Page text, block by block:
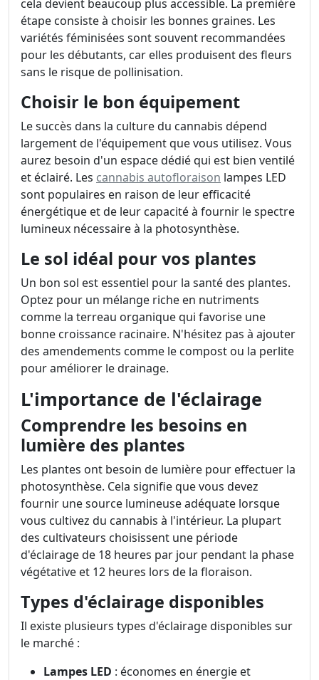
cela devient beaucoup plus accessible. La première
étape consiste à choisir les bonnes graines. Les
variétés féminisées sont souvent recommandées
pour les débutants, car elles produisent des fleurs
sans le risque de pollinisation.
Choisir le bon équipement
Le succès dans la culture du cannabis dépend
largement de l'équipement que vous utilisez. Vous
aurez besoin d'un espace dédié qui est bien ventilé
et éclairé. Les cannabis autofloraison lampes LED
sont populaires en raison de leur efficacité
énergétique et de leur capacité à fournir le spectre
lumineux nécessaire à la photosynthèse.
Le sol idéal pour vos plantes
Un bon sol est essentiel pour la santé des plantes.
Optez pour un mélange riche en nutriments
comme la terreau organique qui favorise une
bonne croissance racinaire. N'hésitez pas à ajouter
des amendements comme le compost ou la perlite
pour améliorer le drainage.
L'importance de l'éclairage
Comprendre les besoins en
lumière des plantes
Les plantes ont besoin de lumière pour effectuer la
photosynthèse. Cela signifie que vous devez
fournir une source lumineuse adéquate lorsque
vous cultivez du cannabis à l'intérieur. La plupart
des cultivateurs choisissent une période
d'éclairage de 18 heures par jour pendant la phase
végétative et 12 heures lors de la floraison.
Types d'éclairage disponibles
Il existe plusieurs types d'éclairage disponibles sur
le marché :
Lampes LED : économes en énergie et